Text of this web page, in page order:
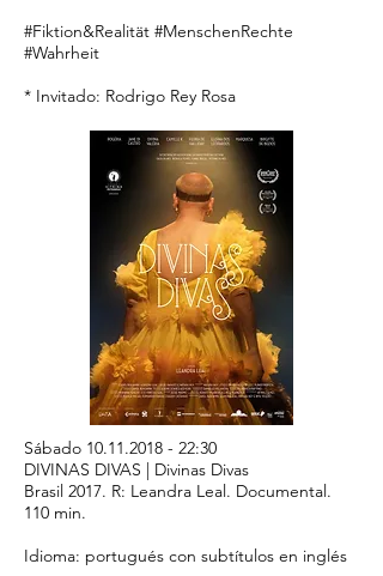
#Fiktion&Realität #MenschenRechte
#Wahrheit
* Invitado: Rodrigo Rey Rosa
Sábado 10.11.2018 - 22:30
DIVINAS DIVAS | Divinas Divas
Brasil 2017. R: Leandra Leal. Documental.
110 min.
Idioma: portugués con subtítulos en inglés